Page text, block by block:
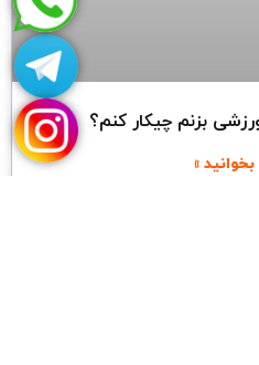
بزنم چیکار کنم؟
»